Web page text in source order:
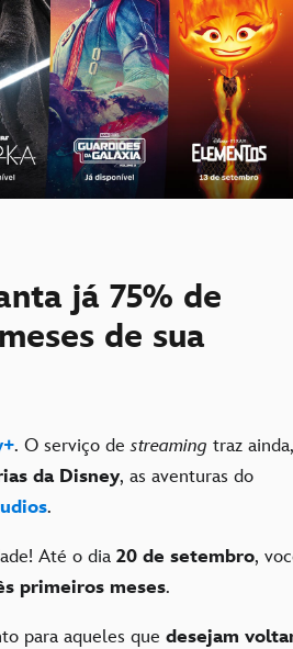
já 75% de
de sua
. O serviço destreaming traz ainda,
da Disney, as aventuras do
.
Até o dia 20 de setembro,
primeiros meses.
para aqueles que desejam